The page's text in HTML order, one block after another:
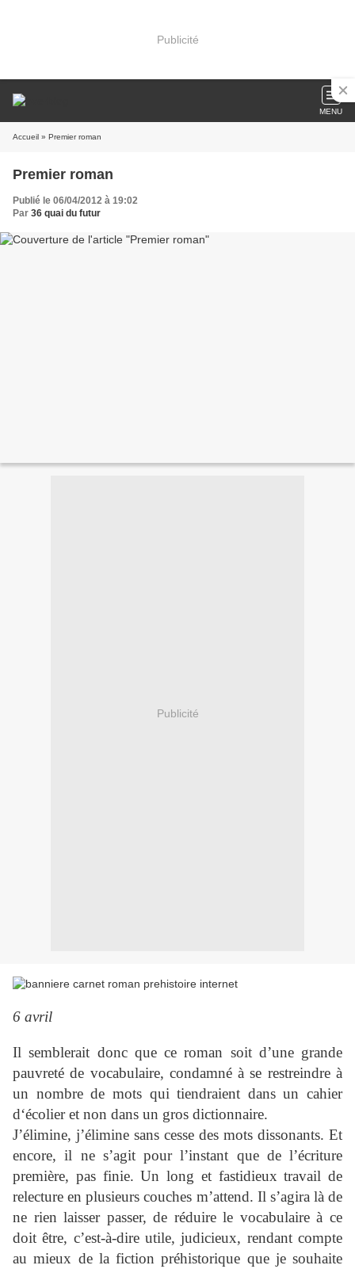
Publicité
MENU
Accueil » Premier roman
Premier roman
Publié le 06/04/2012 à 19:02
Par 36 quai du futur
Publicité
6 avril
Il semblerait donc que ce roman soit d’une grande
pauvreté de vocabulaire, condamné à se restreindre à
un nombre de mots qui tiendraient dans un cahier
d‘écolier et non dans un gros dictionnaire.
J’élimine, j’élimine sans cesse des mots dissonants. Et
encore, il ne s’agit pour l’instant que de l’écriture
première, pas finie. Un long et fastidieux travail de
relecture en plusieurs couches m’attend. Il s’agira là de
ne rien laisser passer, de réduire le vocabulaire à ce
doit être, c’est-à-dire utile, judicieux, rendant compte
au mieux de la fiction préhistorique que je souhaite